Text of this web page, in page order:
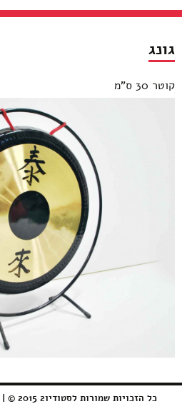
גונג
קוטר 30 ס"מ
כל הזכויות שמורות לסטודיו2 2015 © |